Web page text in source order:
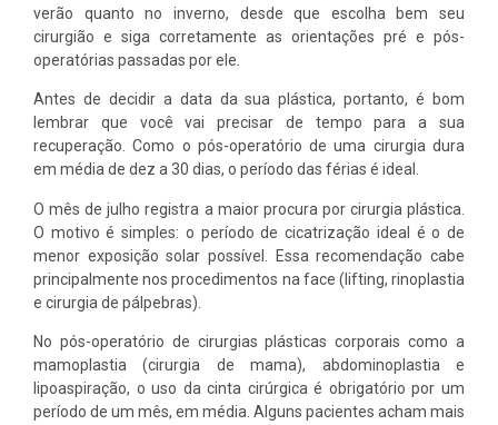
verão quanto no inverno, desde que escolha bem seu
cirurgião e siga corretamente as orientações pré e pós-
operatórias passadas por ele.
Antes de decidir a data da sua plástica, portanto, é bom
lembrar que você vai precisar de tempo para a sua
recuperação. Como o pós-operatório de uma cirurgia dura
em média de dez a 30 dias, o período das férias é ideal.
O mês de julho registra a maior procura por cirurgia plástica.
O motivo é simples: o período de cicatrização ideal é o de
menor exposição solar possível. Essa recomendação cabe
principalmente nos procedimentos na face (lifting, rinoplastia
e cirurgia de pálpebras).
No pós-operatório de cirurgias plásticas corporais como a
mamoplastia (cirurgia de mama), abdominoplastia e
lipoaspiração, o uso da cinta cirúrgica é obrigatório por um
período de um mês, em média. Alguns pacientes acham mais